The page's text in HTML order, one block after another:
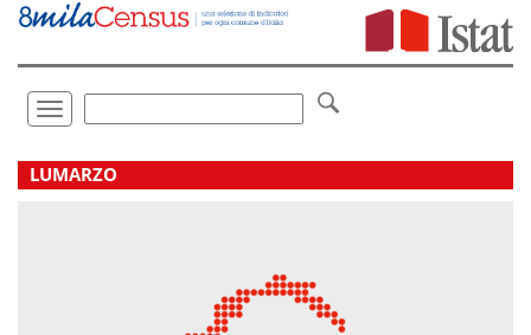
Vai
direttamente
Toggle
navigation
LUMARZO